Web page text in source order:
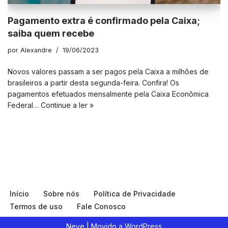
Pagamento extra é confirmado pela Caixa;
saiba quem recebe
por Alexandre 19/06/2023
Novos valores passam a ser pagos pela Caixa a milhões de
brasileiros a partir desta segunda-feira. Confira! Os
pagamentos efetuados mensalmente pela Caixa Econômica
Federal… Continue a ler »
Início Sobre nós
Política de Privacidade
Termos de uso
Fale Conosco
Neve | Movido a WordPress